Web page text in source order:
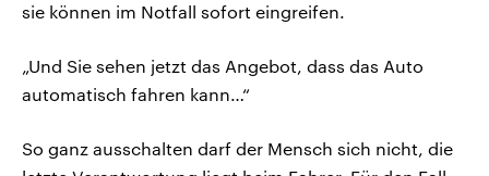
sie können im Notfall sofort eingreifen.
„Und Sie sehen jetzt das Angebot, dass das Auto
automatisch fahren kann…“
So ganz ausschalten darf der Mensch sich nicht, die